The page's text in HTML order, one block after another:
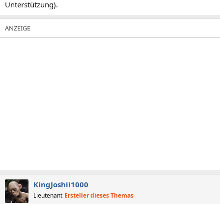
Unterstützung).
KingJoshii1000
Lieutenant Ersteller dieses Themas